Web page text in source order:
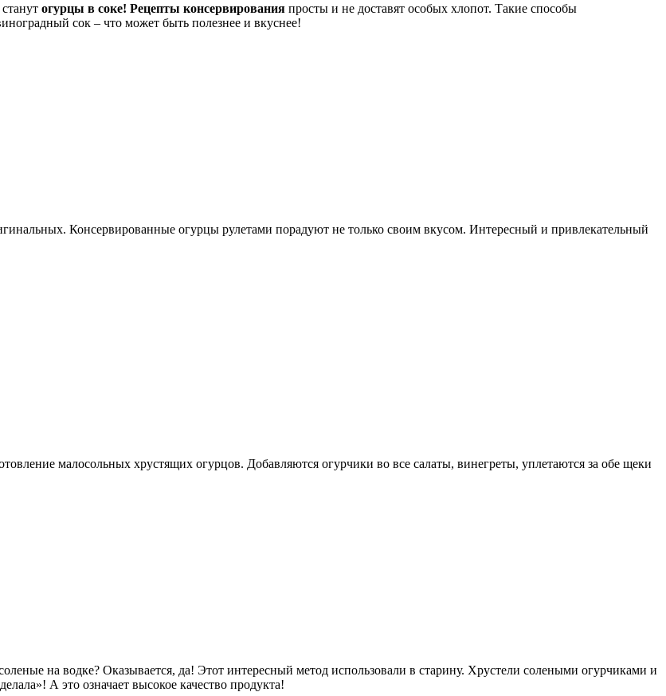
огурцы в соке! Рецепты консервирования просты и не доставят особых хлопот. Такие способы
сок – что может быть полезнее и вкуснее!
Консервированные огурцы рулетами порадуют не только своим вкусом. Интересный и привлекательный
малосольных хрустящих огурцов. Добавляются огурчики во все салаты, винегреты, уплетаются за обе щеки
на водке? Оказывается, да! Этот интересный метод использовали в старину. Хрустели солеными огурчиками и
А это означает высокое качество продукта!